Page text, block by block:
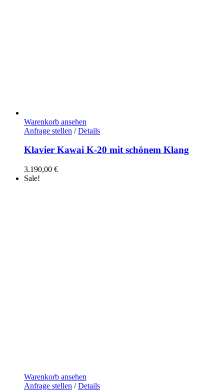
Warenkorb ansehen
Anfrage stellen / Details
Klavier Kawai K-20 mit schönem Klang
3.190,00 €
Sale!
Warenkorb ansehen
Anfrage stellen / Details